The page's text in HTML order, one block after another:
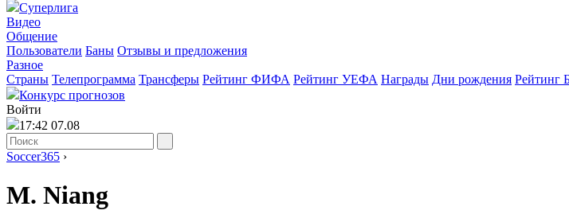
Суперлига
Видео
Общение
Пользователи Баны Отзывы и предложения
Разное
Страны Телепрограмма Трансферы Рейтинг ФИФА Рейтинг УЕФА Награды Дни рождения Рейтинг
Конкурс прогнозов
Войти
17:42 07.08
Soccer365 ›
M. Niang